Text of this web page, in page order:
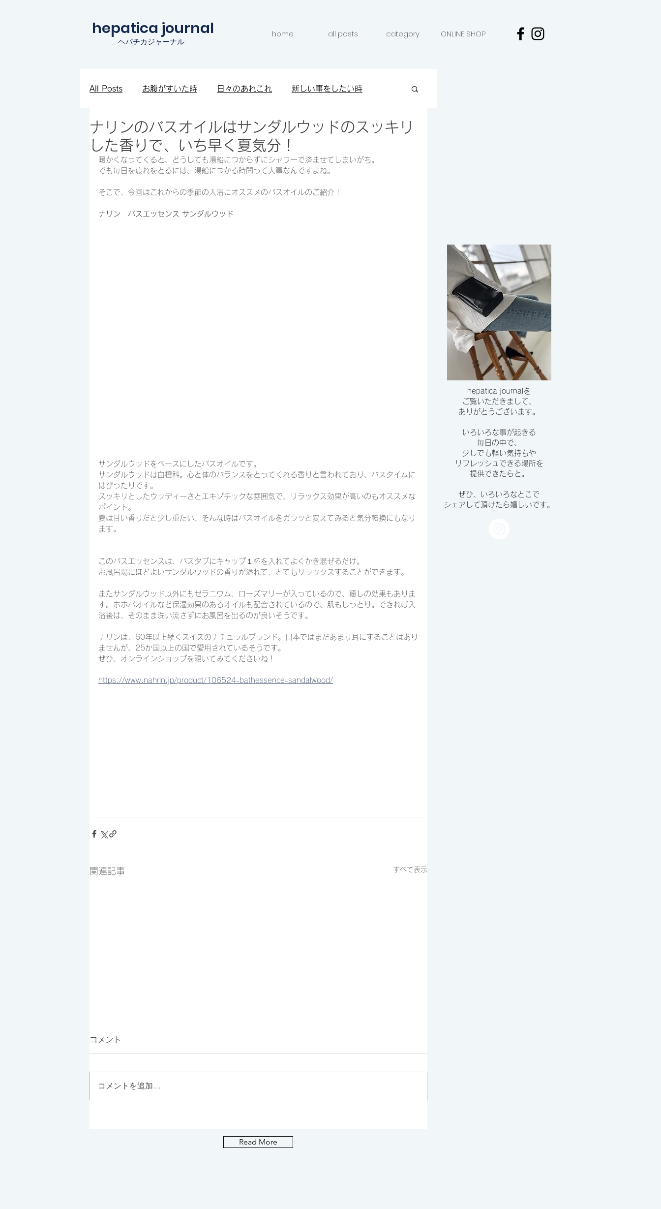
ヘパチカジャーナル
home all posts category ONLINE SHOP
hepatica journal
All Posts お腹がすいた時 日々のあれこれ 新しい事をしたい時
知見を広めたい時 ワクワクしたい時 キレイになりたい時
ナリンのバスオイルはサンダルウッドのスッキリ
した香りで、いち早く夏気分！
暖かくなってくると、どうしても湯船につからずにシャワーで済ませてしまいがち。
でも毎日を疲れをとるには、湯船につかる時間って大事なんですよね。
そこで、今回はこれからの季節の入浴にオススメのバスオイルのご紹介！
ナリン　バスエッセンス サンダルウッド
サンダルウッドをベースにしたバスオイルです。
サンダルウッドは白檀科。心と体のバランスをとってくれる香りと言われており、バスタイムに
はぴったりです。
スッキリとしたウッディーさとエキゾチックな雰囲気で、リラックス効果が高いのもオススメな
ポイント。
夏は甘い香りだと少し重たい、そんな時はバスオイルをガラッと変えてみると気分転換にもなり
ます。
このバスエッセンスは、バスタブにキャップ１杯を入れてよくかき混ぜるだけ。
お風呂場にほどよいサンダルウッドの香りが溢れて、とてもリラックスすることができます。
またサンダルウッド以外にもゼラニウム、ローズマリーが入っているので、癒しの効果もありま
す。ホホバオイルなど保湿効果のあるオイルも配合されているので、肌もしっとり。できれば入
浴後は、そのまま洗い流さずにお風呂を出るのが良いそうです。
ナリンは、60年以上続くスイスのナチュラルブランド。日本ではまだあまり耳にすることはあり
ませんが、25か国以上の国で愛用されているそうです。
ぜひ、オンラインショップを覗いてみてくださいね！
https://www.nahrin.jp/product/106524-bathessence-sandalwood/
関連記事 すべて表示
Mini Card Case
Bakeryが◎
コメント
コメントを追加…
hepatica journalを
ご覧いただきまして、
​ありがとうございます。
いろいろな事が起きる
毎日の中で、
少しでも軽い気持ちや
リフレッシュできる場所を
提供できたらと。
ぜひ、いろいろなとこで
シェアして頂けたら嬉しいです。
Read More